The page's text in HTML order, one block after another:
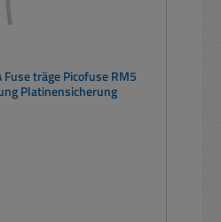
träge Picofuse RM5
Platinensicherung